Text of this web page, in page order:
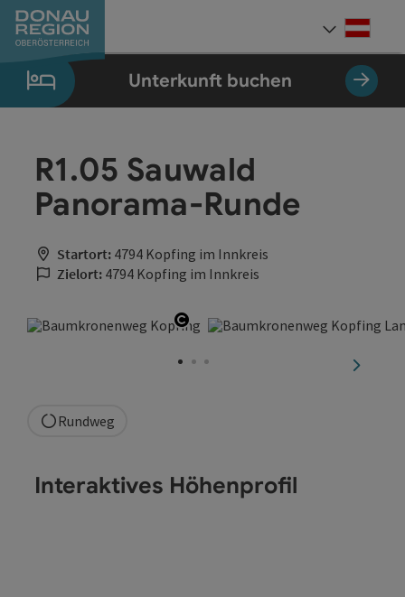
Zum Inhalt
Zur Navigation
Zum Seitenanfang
Zur Kontaktseite
Zum Impressum
Zur Startseite
Unterkunft buchen
R1.05 Sauwald
Panorama-Runde
Startort: 4794 Kopfing im Innkreis
Zielort: 4794 Kopfing im Innkreis
Copyright öffnen
Rundweg
Interaktives Höhenprofil